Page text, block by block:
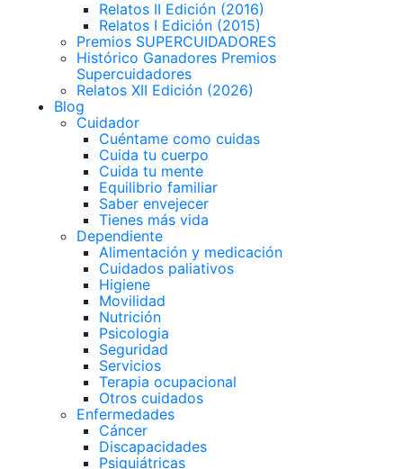
Relatos II Edición (2016)
Relatos I Edición (2015)
Premios SUPERCUIDADORES
Histórico Ganadores Premios
Supercuidadores
Relatos XII Edición (2026)
Blog
Cuidador
Cuéntame como cuidas
Cuida tu cuerpo
Cuida tu mente
Equilibrio familiar
Saber envejecer
Tienes más vida
Dependiente
Alimentación y medicación
Cuidados paliativos
Higiene
Movilidad
Nutrición
Psicologia
Seguridad
Servicios
Terapia ocupacional
Otros cuidados
Enfermedades
Cáncer
Discapacidades
Psiquiátricas